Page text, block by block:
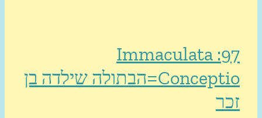
97: Immaculata
Conceptio=הבתולה שילדה בן